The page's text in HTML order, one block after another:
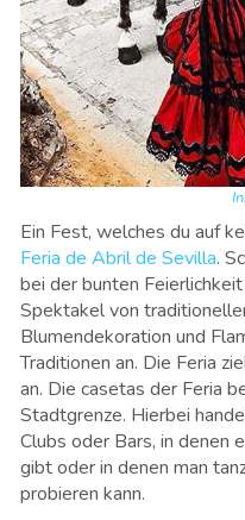
Ein Fest, welches du auf
Feria de Abril de Sevilla.
bei der bunten
Spektakel von
Blumendekoration und
Traditionen an. Die Feria
an. Die casetas der Feria
Stadtgrenze. Hierbei
Clubs oder Bars, in denen
gibt oder in denen man
probieren kann.